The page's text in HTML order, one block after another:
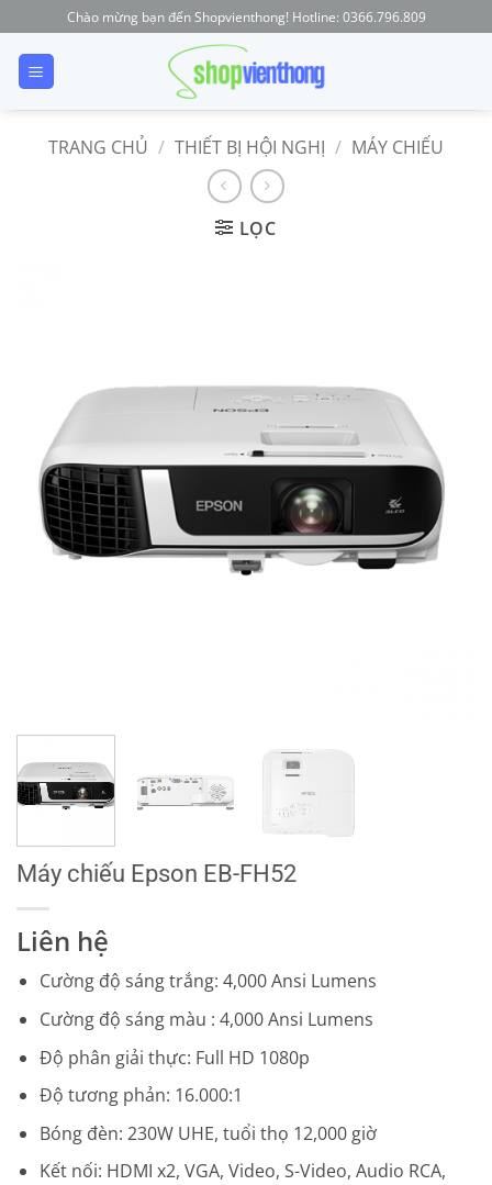
to
content
Chào mừng bạn đến Shopvienthong! Hotline: 0366.796.809
TRANG CHỦ / THIẾT BỊ HỘI NGHỊ / MÁY CHIẾU
LỌC
Máy chiếu Epson EB-FH52
Liên hệ
Cường độ sáng trắng: 4,000 Ansi Lumens
Cường độ sáng màu : 4,000 Ansi Lumens
Độ phân giải thực: Full HD 1080p
Độ tương phản: 16.000:1
Bóng đèn: 230W UHE, tuổi thọ 12,000 giờ
Kết nối: HDMI x2, VGA, Video, S-Video, Audio RCA,